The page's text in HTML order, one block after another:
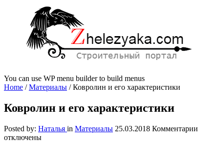
You can use WP menu builder to build menus
Home /Материалы /Ковролин и его характеристики
Ковролин и его характеристики
Posted by: Наталья in Материалы 25.03.2018 Комментарии
отключены